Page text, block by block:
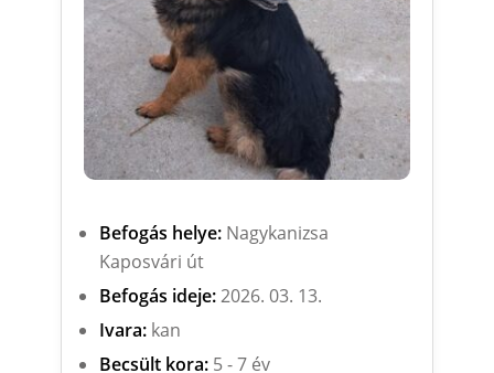
Befogás helye:Nagykanizsa
Kaposvári út
Befogás ideje:2026. 03. 13.
Ivara:kan
Becsült kora:5 - 7 év